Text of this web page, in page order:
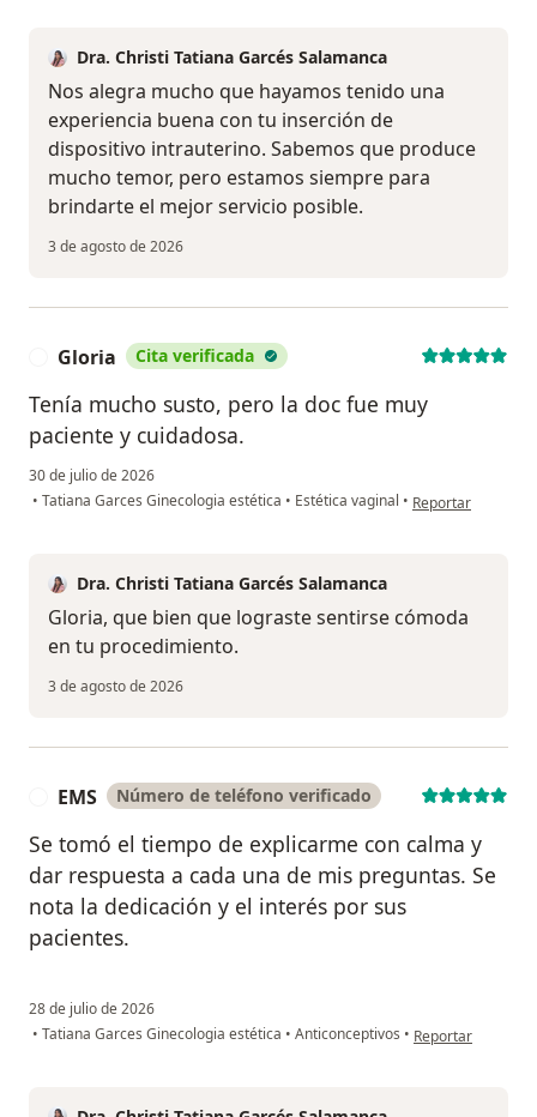
Dra. Christi Tatiana Garcés Salamanca
Nos alegra mucho que hayamos tenido una
experiencia buena con tu inserción de
dispositivo intrauterino. Sabemos que produce
mucho temor, pero estamos siempre para
brindarte el mejor servicio posible.
3 de agosto de 2026
Gloria Cita verificada
Tenía mucho susto, pero la doc fue muy
paciente y cuidadosa.
30 de julio de 2026
• Tatiana Garces Ginecologia estética • Estética vaginal • en opinión del
Reportar
Dra. Christi Tatiana Garcés Salamanca
Gloria, que bien que lograste sentirse cómoda
en tu procedimiento.
3 de agosto de 2026
EMS Número de teléfono verificado
Se tomó el tiempo de explicarme con calma y
dar respuesta a cada una de mis preguntas. Se
nota la dedicación y el interés por sus
pacientes.
28 de julio de 2026
• Tatiana Garces Ginecologia estética • Anticonceptivos • en opinión del
Reportar